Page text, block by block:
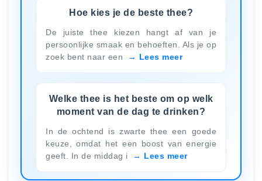
Hoe kies je de beste thee?
De juiste thee kiezen hangt af van je
persoonlijke smaak en behoeften. Als je op
zoek bent naar een
Lees meer
Welke thee is het beste om op welk
moment van de dag te drinken?
In de ochtend is zwarte thee een goede
keuze, omdat het een boost van energie
geeft. In de middag i
Lees meer